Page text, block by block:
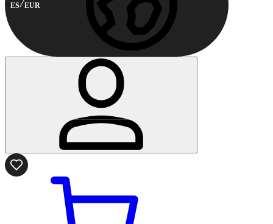
ES EUR